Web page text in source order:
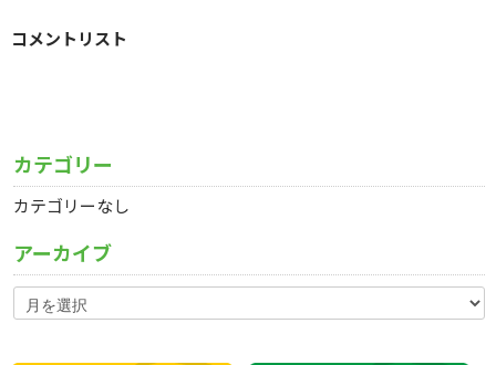
コメントリスト
カテゴリー
カテゴリーなし
アーカイブ
ア
ー